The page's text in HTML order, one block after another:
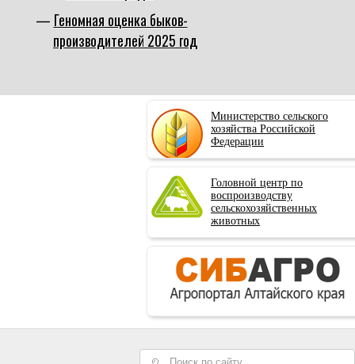
Геномная оценка быков-
производителей 2025 год
Министерство сельского
хозяйства Российской
Федерации
Головной центр по
воспроизводству
сельскохозяйственных
животных